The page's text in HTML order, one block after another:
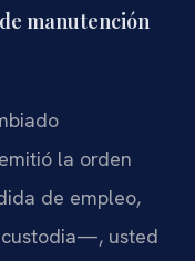
manutención
la orden
de empleo,
usted